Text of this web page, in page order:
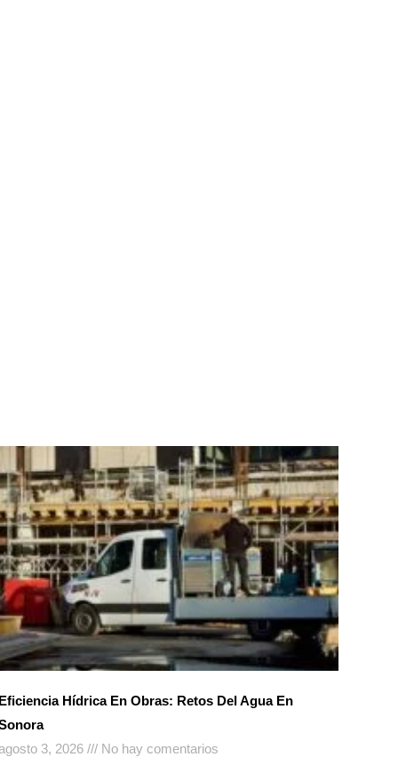
Hídrica En Obras: Retos Del Agua En
3, 2026
No hay comentarios